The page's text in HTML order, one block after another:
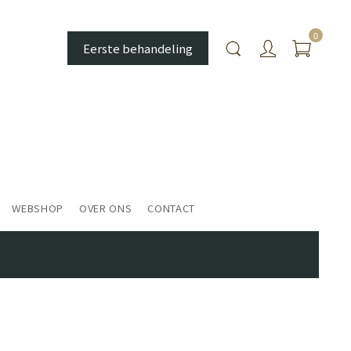
Eerste behandeling
0
WEBSHOP OVER ONS CONTACT